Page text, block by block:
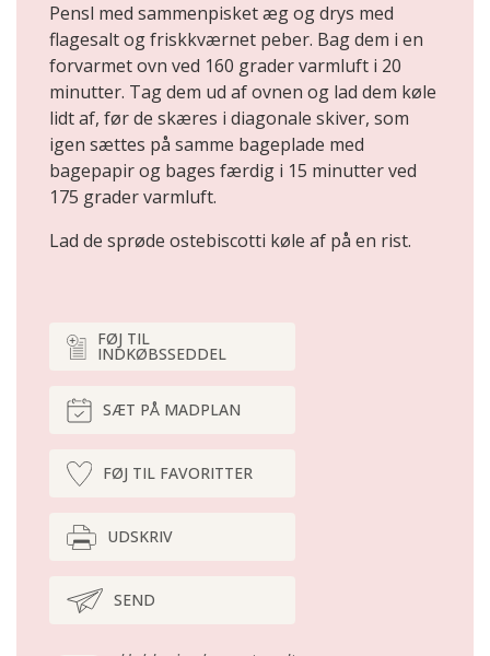
Pensl med sammenpisket æg og drys med
flagesalt og friskkværnet peber. Bag dem i en
forvarmet ovn ved 160 grader varmluft i 20
minutter. Tag dem ud af ovnen og lad dem køle
lidt af, før de skæres i diagonale skiver, som
igen sættes på samme bageplade med
bagepapir og bages færdig i 15 minutter ved
175 grader varmluft.
Lad de sprøde ostebiscotti køle af på en rist.
FØJ TIL
INDKØBSSEDDEL
SÆT PÅ MADPLAN
FØJ TIL FAVORITTER
UDSKRIV
SEND